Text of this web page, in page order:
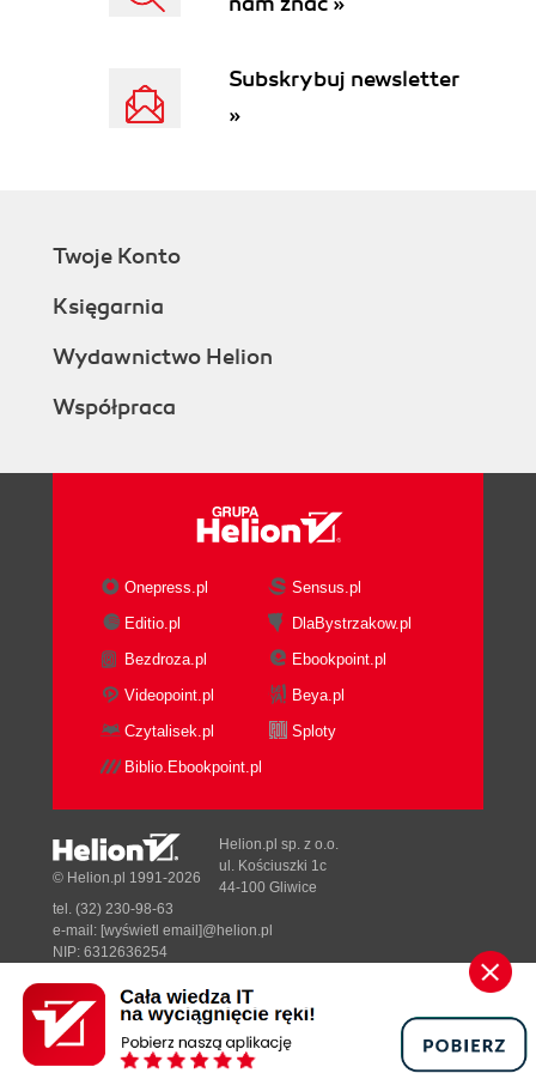
Okna dialogowe (60)
Kursor (61)
Wskazywanie punktów (63)
Okna dialogowe (64)
Elementy okien dialogowych (64)
Zamykanie okien dialogowych (67)
Współrzędne (68)
Współrzędne prostokątne (kartezjańskie) (69)
Współrzędne biegunowe (70)
Współrzędne sferyczne (70)
Współrzędne walcowe (71)
Współrzędne bezwzględne i względne (71)
Domyślna orientacja osi i kierunki mierzenia
kątów (72)
Nowy rysunek - NOWY (73)
Otwarcie rysunku - OTW"RZ (73)
Poszukiwanie pliku - Znajdź plik (76)
Zapis rysunku na dysku - ZAP (79)
Zapis rysunku pod nową nazwą - ZAPISZ i
NZAPISZ (79)
Kopia bezpieczeństwa (80)
Pomoc - 'POMOC (80)
Zamknięcie rysunku - ZAMKNIJ (81)
Praca w środowisku wielodokumentowym (81)
Koniec pracy - REZYGNUJ (84)
Subskrybuj newsletter
»
Twoje Konto
Księgarnia
Wydawnictwo Helion
Współpraca
Onepress.pl
Sensus.pl
Editio.pl
DlaBystrzakow.pl
Bezdroza.pl
Ebookpoint.pl
Videopoint.pl
Beya.pl
Czytalisek.pl
Sploty
Biblio.Ebookpoint.pl
Designed with ♥ byTonik.pl
© Helion.pl 1991-2026
Helion.pl sp. z o.o.
ul. Kościuszki 1c
44-100 Gliwice
tel. (32) 230-98-63
e-mail: [wyświetl email]@helion.pl
NIP: 6312636254